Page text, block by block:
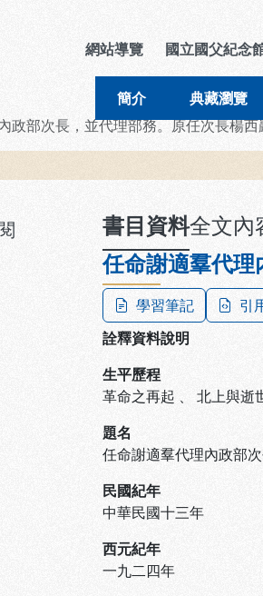
網站導覽 國立國父紀念
簡介 典藏瀏覽
政部次長，並代理部務。原任次長楊
書目資料全文內
任命謝適羣代
學習筆記 引
詮釋資料說明
生平歷程
革命之再起 、 北上與逝
題名
任命謝適羣代理內政部
民國紀年
中華民國十三年
西元紀年
一九二四年